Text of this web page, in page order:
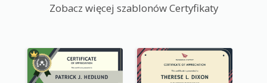
Zobacz więcej szablonów Certyfikaty